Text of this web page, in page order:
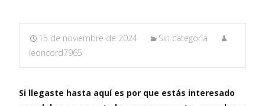
15 de noviembre de 2024
Sin categoría
leoncord7965
Si llegaste hasta aquí es por que estás interesado